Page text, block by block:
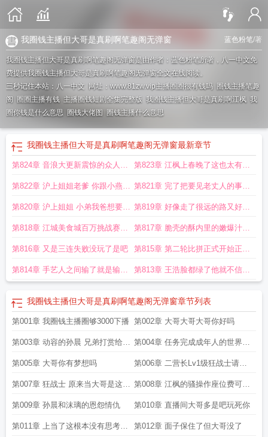
蓝色粉笔/著
我圈钱主播但大哥是真刷啊笔趣阁无弹窗
我圈钱主播但大哥是真刷啊笔趣阁无弹窗是由作者：蓝色粉笔所著，八一中文免
费提供我圈钱主播但大哥是真刷啊笔趣阁无弹窗全文在线阅读。
三秒记住本站：八一中文 网址：www.81zw.vip主播圈圈很有钱吗 圈钱主播笔趣
阁
圈圈主播有钱 主播圈钱短剧全集完整版 我圈钱主播但大哥是真刷啊江枫 我
圈你钱是什么意思 圈钱大佬图 圈钱主播什么意思
我圈钱主播但大哥是真刷啊笔趣阁无弹窗最新章节
第824章 音浪大更新震惊的众人还
有一个月才复播
第823章 江枫上春晚了这也太有出
息了吧
第822章 沪上姐姐老爹 你跟小燕在
一起到底喜欢她什么
第821章 完了把要见老丈人的事情
忘了
第820章 沪上姐姐 小弟我爸想要见
你
第819章 好像走了很远的路又好像
一切才刚刚开始
第818章 江城美食城百万挑战赛无
人能破
第817章 脆壳的酥内里的嫩爆汁的
鲜卤汤的醇
第816章 又是三连失败没玩了是吧 第815章 第二轮比拼正式开始正宗
臭豆腐
第814章 手艺人之间输了就是输了 第813章 王浩脸都绿了他就不信了
我圈钱主播但大哥是真刷啊笔趣阁无弹窗章节列表
第001章 我圈钱主播圈够3000下播 第002章 大哥大哥大哥你好吗
第003章 动容的孙晨 兄弟打赏给你
早点下播
第004章 任务完成成年人的世界不
相信眼泪
第005章 大哥你有梦想吗 第006章 二营长Lv1级狂战士请求
出战
第007章 狂战士 原来当大哥是这种
感觉
第008章 江枫的骚操作座位费可不
是随便要的
第009章 孙晨和沫璃的恩怨情仇 第010章 直播间大哥多是吧玩死你
第011章 上当了这根本没有思考时 第012章 面子保住了但大哥没了